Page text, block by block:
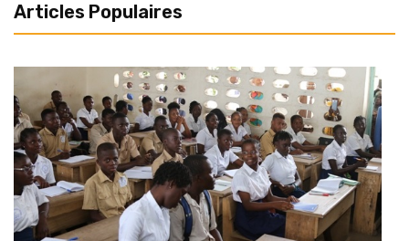
Articles Populaires